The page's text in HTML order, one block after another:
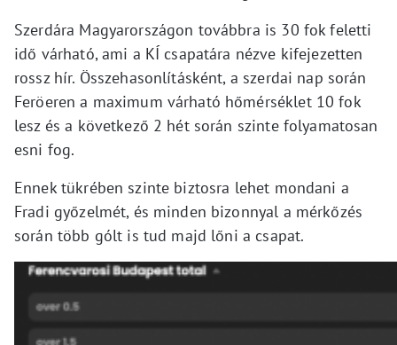
Szerdára Magyarországon továbbra is 30 fok feletti
idő várható, ami a KÍ csapatára nézve kifejezetten
rossz hír. Összehasonlításként, a szerdai nap során
Feröeren a maximum várható hőmérséklet 10 fok
lesz és a következő 2 hét során szinte folyamatosan
esni fog.
Ennek tükrében szinte biztosra lehet mondani a
Fradi győzelmét, és minden bizonnyal a mérkőzés
során több gólt is tud majd lőni a csapat.